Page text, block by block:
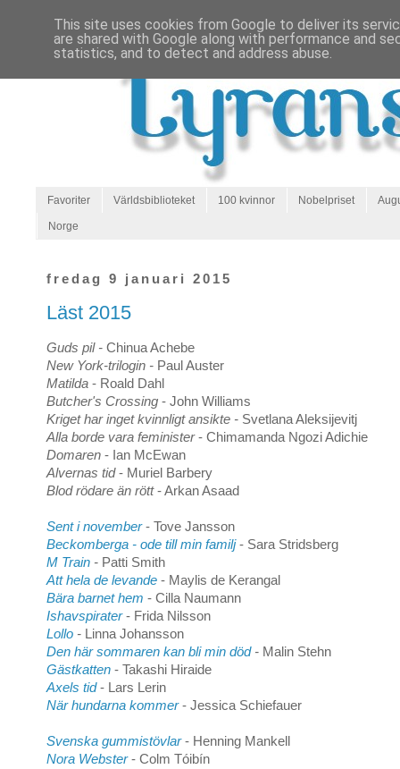
Favoriter Världsbiblioteket 100 kvinnor Nobelpriset
Norge
fredag 9 januari 2015
Läst 2015
Guds pil - Chinua Achebe
New York-trilogin - Paul Auster
Matilda - Roald Dahl
Butcher's Crossing - John Williams
Kriget har inget kvinnligt ansikte - Svetlana Aleksijevitj
Alla borde vara feminister- Chimamanda Ngozi Adichie
Domaren - Ian McEwan
Alvernas tid- Muriel Barbery
Blod rödare än rött- Arkan Asaad
Sent i november- Tove Jansson
Beckomberga - ode till min familj- Sara Stridsberg
M Train - Patti Smith
Att hela de levande - Maylis de Kerangal
Bära barnet hem - Cilla Naumann
Ishavspirater - Frida Nilsson
Lollo - Linna Johansson
Den här sommaren kan bli min död- Malin Stehn
Gästkatten - Takashi Hiraide
Axels tid - Lars Lerin
När hundarna kommer- Jessica Schiefauer
Svenska gummistövlar- Henning Mankell
Nora Webster- Colm Tóibín
This site uses cookies from Google to deliver its
are shared with Google along with performance and
statistics, and to detect and address abuse.